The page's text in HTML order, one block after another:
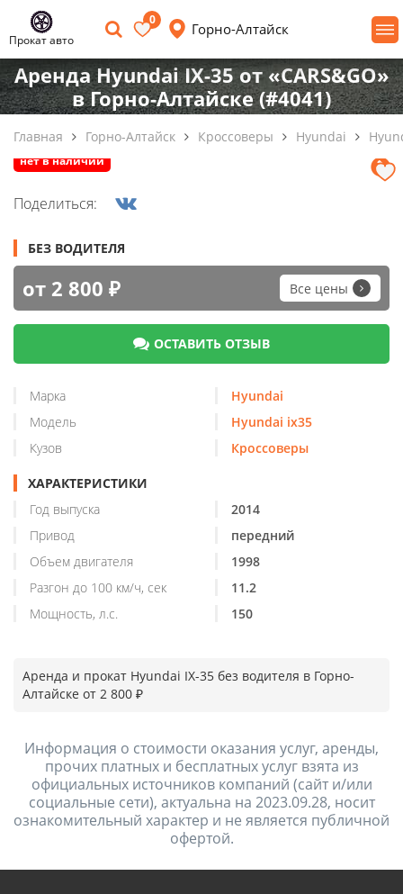
Прокат авто
0
Горно-Алтайск
Аренда Hyundai IX-35 от «CARS&GO»
в Горно-Алтайске (#4041)
Главная Горно-Алтайск Кроссоверы Hyundai
нет в наличии
Поделиться:
БЕЗ ВОДИТЕЛЯ
от 2 800 ₽ Все цены
ОСТАВИТЬ ОТЗЫВ
Марка
Hyundai
Модель
Hyundai ix35
Кузов
Кроссоверы
ХАРАКТЕРИСТИКИ
Год выпуска
2014
Привод
передний
Объем двигателя
1998
Разгон до 100 км/ч, сек
11.2
Мощность, л.с.
150
Аренда и прокат Hyundai IX-35 без водителя в Горно-
Алтайске от 2 800 ₽
Информация о стоимости оказания услуг, аренды,
прочих платных и бесплатных услуг взята из
официальных источников компаний (сайт и/или
социальные сети), актуальна на 2023.09.28, носит
ознакомительный характер и не является публичной
офертой.